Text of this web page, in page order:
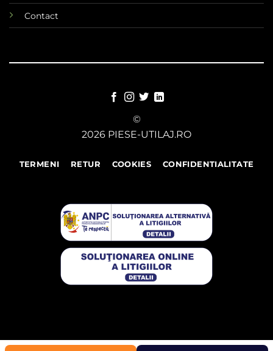
Contact
©
2026 PIESE-UTILAJ.RO
TERMENI RETUR COOKIES CONFIDENTIALITATE